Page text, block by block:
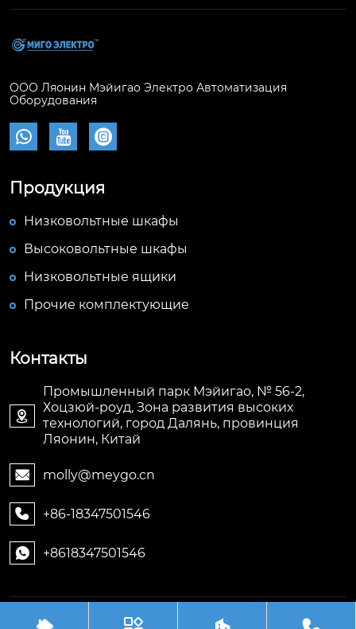
ООО Ляонин Мэйигао Электро Автоматизация
Оборудования
  
Продукция
Низковольтные шкафы
Высоковольтные шкафы
Низковольтные ящики
Прочие комплектующие
Контакты

Промышленный парк Мэйигао, № 56-2,
Хоцзюй-роуд, Зона развития высоких
технологий, город Далянь, провинция
Ляонин, Китай
 molly@meygo.cn
 +86-18347501546
 +8618347501546
Авторское право©ООО Ляонин Мэйигао Электро